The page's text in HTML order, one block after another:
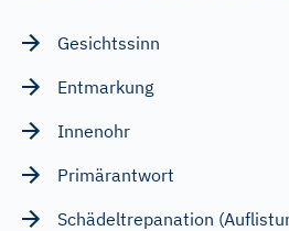
Gesichtssinn
Entmarkung
Innenohr
Primärantwort
Schädeltrepanation